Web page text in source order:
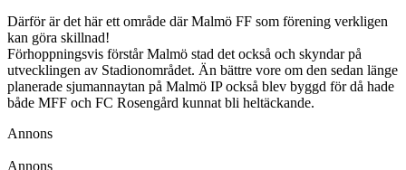
Därför är det här ett område där Malmö FF som förening verkligen
kan göra skillnad!
Förhoppningsvis förstår Malmö stad det också och skyndar på
utvecklingen av Stadionområdet. Än bättre vore om den sedan länge
planerade sjumannaytan på Malmö IP också blev byggd för då hade
både MFF och FC Rosengård kunnat bli heltäckande.
Annons
Annons